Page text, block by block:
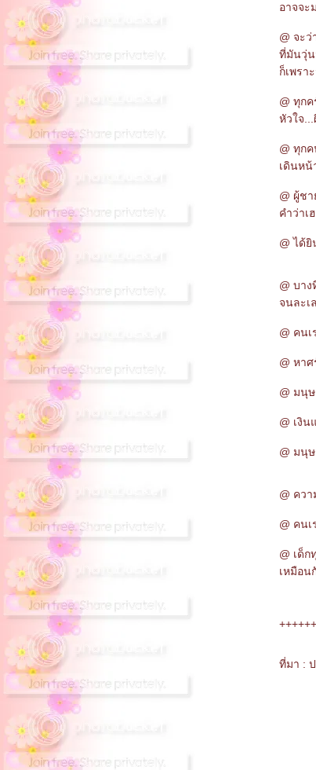
อาจจะ
@ จะว่
ที่มันวุ่น
ก็เพรา
@ ทุกค
หัวใจ
@ ทุก
เดินหน้
@ ผู้ช
คำว่าเ
@ ได้
@ บา
จนละเ
@ คน
@ หา
@ มนุ
@ เงิ
@ มนุ
@ คว
@ คน
@ เด็
เหมือน
ที่มา :